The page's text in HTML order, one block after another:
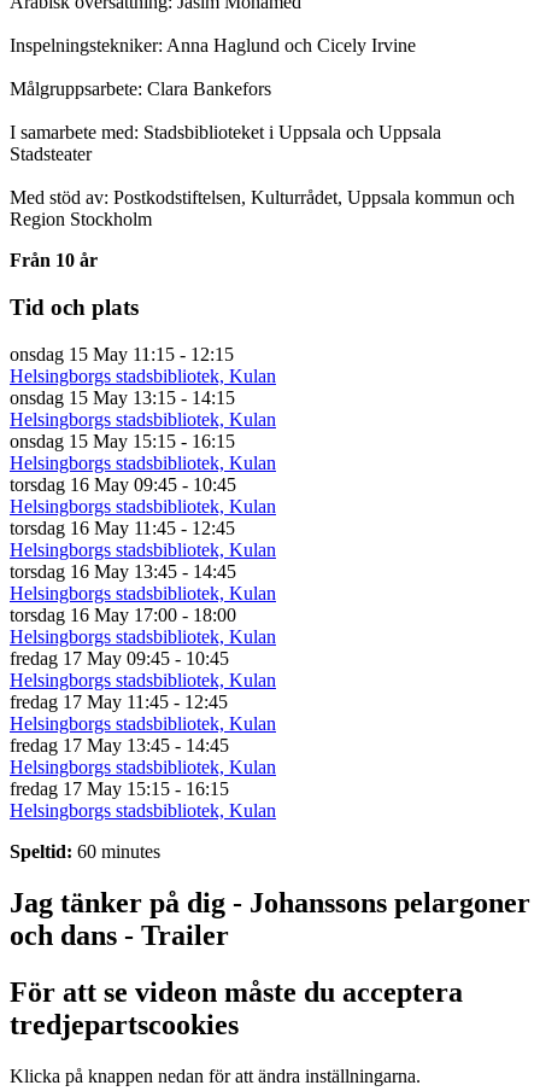
Inspelningstekniker: Anna Haglund och Cicely Irvine
Målgruppsarbete: Clara Bankefors
I samarbete med: Stadsbiblioteket i Uppsala och Uppsala
Stadsteater
Med stöd av: Postkodstiftelsen, Kulturrådet, Uppsala kommun och
Region Stockholm
Från 10 år
Tid och plats
onsdag 15 May 11:15 - 12:15
Helsingborgs stadsbibliotek, Kulan
onsdag 15 May 13:15 - 14:15
Helsingborgs stadsbibliotek, Kulan
onsdag 15 May 15:15 - 16:15
Helsingborgs stadsbibliotek, Kulan
torsdag 16 May 09:45 - 10:45
Helsingborgs stadsbibliotek, Kulan
torsdag 16 May 11:45 - 12:45
Helsingborgs stadsbibliotek, Kulan
torsdag 16 May 13:45 - 14:45
Helsingborgs stadsbibliotek, Kulan
torsdag 16 May 17:00 - 18:00
Helsingborgs stadsbibliotek, Kulan
fredag 17 May 09:45 - 10:45
Helsingborgs stadsbibliotek, Kulan
fredag 17 May 11:45 - 12:45
Helsingborgs stadsbibliotek, Kulan
fredag 17 May 13:45 - 14:45
Helsingborgs stadsbibliotek, Kulan
fredag 17 May 15:15 - 16:15
Helsingborgs stadsbibliotek, Kulan
Speltid: 60 minutes
Jag tänker på dig - Johanssons pelargoner
och dans - Trailer
För att se videon måste du acceptera
tredjepartscookies
Klicka på knappen nedan för att ändra inställningarna.